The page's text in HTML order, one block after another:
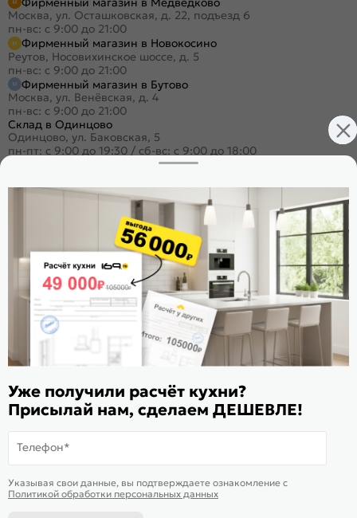
Москва, ул. Осташковская, д. 22, подъезд 6
пн-вс: с 9:00 до 21:00
Фирменный магазин в Новокосино
Реутов, Носовихинское шоссе, д. 5
пн-вс: с 9:00 до 21:00
Фирменный магазин в Бутово
Москва, ул. Венёвская, д. 4
пн-вс: с 9:00 до 21:00
Склад в Одинцово
Одинцово, ул. Баковская, 5
пн-пт: с 9:00 до 19:30 / сб-вс: с 9:00 до 18:00
+7 (495) 023-25-00
Расскажите о нас
Поделиться
Оцените магазин
ИКС 1180
© 2015—2026 Интернет-магазин мебели Mebel169.ru
Пользовательское соглашение
Политика обработки персональных данных
технологии
Уже получили расчёт кухни?
Присылай нам, сделаем ДЕШЕВЛЕ!
Телефон*
Указывая свои данные, вы подтверждаете ознакомление c
Политикой обработки персональных данных